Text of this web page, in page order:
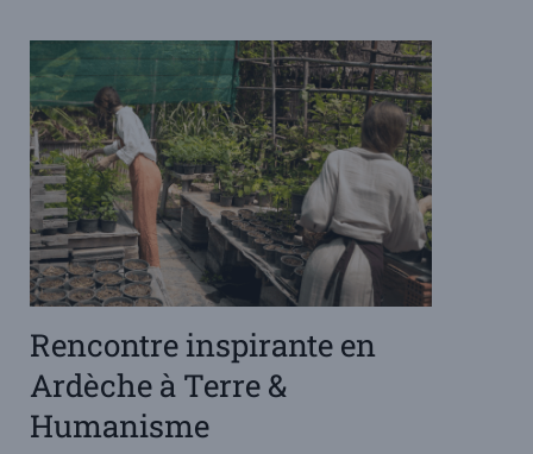
Rencontre inspirante en
Ardèche à Terre &
Humanisme